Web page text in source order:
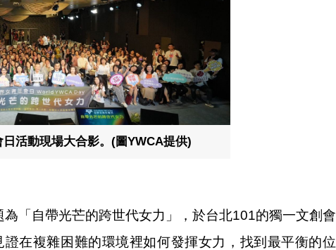
活動現場大合影。(圖YWCA提供)
「自帶光芒的跨世代女力」，於台北101的獨一文創會
在複雜困難的環境裡如何發揮女力，找到最平衡的位